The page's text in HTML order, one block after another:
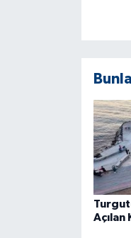
Açılan
Yerel Haberler